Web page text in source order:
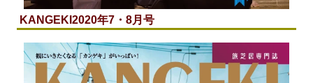
KANGEKI2020年7・8月号